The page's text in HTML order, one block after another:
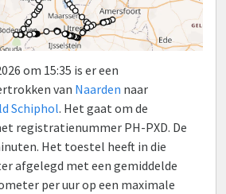
om 15:35 is er een
van Naarden naar
Schiphol. Het gaat om de
registratienummer PH-PXD. De
Het toestel heeft in die
afgelegd met een gemiddelde
per uur op een maximale